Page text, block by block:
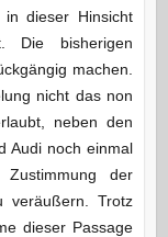
dieser Hinsicht
Die bisherigen
machen.
nicht das non
neben den
Audi noch einmal
der
veräußern. Trotz
dieser Passage